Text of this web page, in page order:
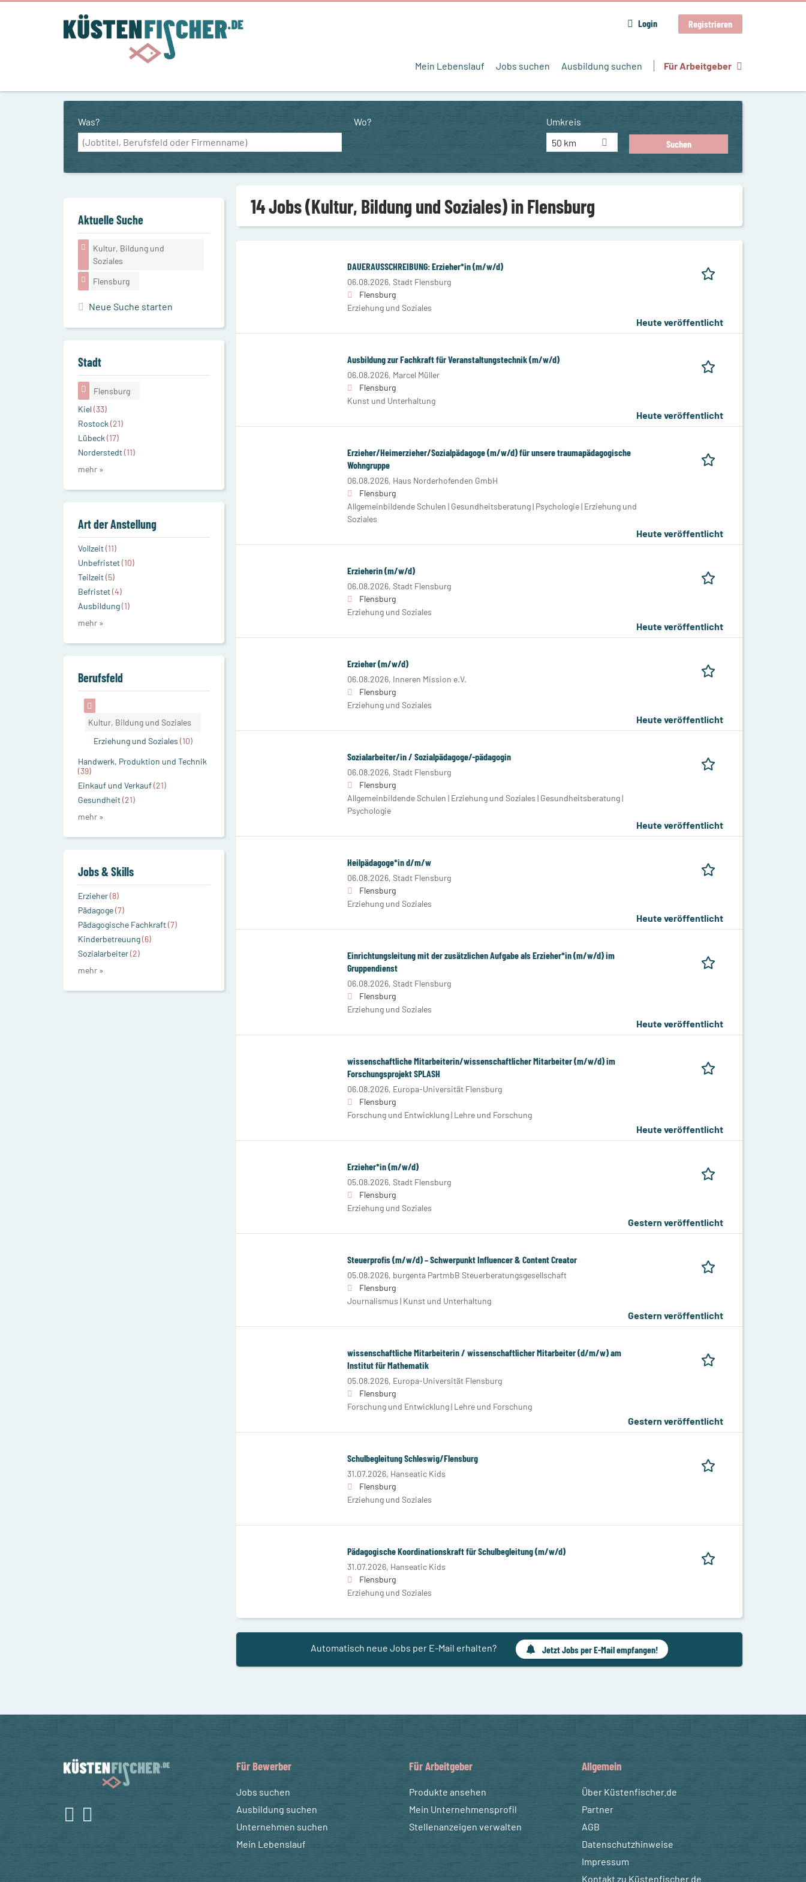
Login Registrieren
Mein Lebenslauf Jobs suchen Ausbildung suchen Für Arbeitgeber
Was? Wo?
Umkreis
50 km
14 Jobs (Kultur, Bildung und Soziales) in Flensburg
DAUERAUSSCHREIBUNG: Erzieher*in (m/w/d)
06.08.2026, Stadt Flensburg
Flensburg
Erziehung und Soziales
Heute veröffentlicht
Ausbildung zur Fachkraft für Veranstaltungstechnik (m/w/d)
06.08.2026, Marcel Müller
Flensburg
Kunst und Unterhaltung
Heute veröffentlicht
Erzieher/Heimerzieher/Sozialpädagoge (m/w/d) für unsere traumapädagogische
Wohngruppe
06.08.2026, Haus Norderhofenden GmbH
Flensburg
Allgemeinbildende Schulen | Gesundheitsberatung | Psychologie | Erziehung und
Soziales
Heute veröffentlicht
Erzieherin (m/w/d)
06.08.2026, Stadt Flensburg
Flensburg
Erziehung und Soziales
Heute veröffentlicht
Erzieher (m/w/d)
06.08.2026, Inneren Mission e.V.
Flensburg
Erziehung und Soziales
Heute veröffentlicht
Sozialarbeiter/in / Sozialpädagoge/-pädagogin
06.08.2026, Stadt Flensburg
Flensburg
Allgemeinbildende Schulen | Erziehung und Soziales | Gesundheitsberatung |
Psychologie
Heute veröffentlicht
Heilpädagoge*in d/m/w
06.08.2026, Stadt Flensburg
Flensburg
Erziehung und Soziales
Heute veröffentlicht
Einrichtungsleitung mit der zusätzlichen Aufgabe als Erzieher*in (m/w/d) im
Gruppendienst
06.08.2026, Stadt Flensburg
Flensburg
Erziehung und Soziales
Heute veröffentlicht
wissenschaftliche Mitarbeiterin/wissenschaftlicher Mitarbeiter (m/w/d) im
Forschungsprojekt SPLASH
06.08.2026, Europa-Universität Flensburg
Flensburg
Forschung und Entwicklung | Lehre und Forschung
Heute veröffentlicht
Erzieher*in (m/w/d)
05.08.2026, Stadt Flensburg
Flensburg
Erziehung und Soziales
Gestern veröffentlicht
Steuerprofis (m/w/d) – Schwerpunkt Influencer & Content Creator
05.08.2026, burgenta PartmbB Steuerberatungsgesellschaft
Flensburg
Journalismus | Kunst und Unterhaltung
Gestern veröffentlicht
wissenschaftliche Mitarbeiterin / wissenschaftlicher Mitarbeiter (d/m/w) am
Institut für Mathematik
05.08.2026, Europa-Universität Flensburg
Flensburg
Forschung und Entwicklung | Lehre und Forschung
Gestern veröffentlicht
Schulbegleitung Schleswig/Flensburg
31.07.2026, Hanseatic Kids
Flensburg
Erziehung und Soziales
Pädagogische Koordinationskraft für Schulbegleitung (m/w/d)
31.07.2026, Hanseatic Kids
Flensburg
Erziehung und Soziales
Automatisch neue Jobs per E-Mail erhalten? Jetzt Jobs per E-Mail empfangen!
Aktuelle Suche
Kultur, Bildung und
Soziales
Flensburg
Neue Suche starten
Stadt
Flensburg
Kiel(33)
Rostock(21)
Lübeck(17)
Norderstedt(11)
mehr »
Art der Anstellung
Vollzeit(11)
Unbefristet(10)
Teilzeit(5)
Befristet(4)
Ausbildung(1)
mehr »
Berufsfeld
Kultur, Bildung und Soziales
Erziehung und Soziales (10)
Handwerk, Produktion und Technik
(39)
Einkauf und Verkauf(21)
Gesundheit(21)
mehr »
Jobs & Skills
Erzieher(8)
Pädagoge(7)
Pädagogische Fachkraft(7)
Kinderbetreuung(6)
Sozialarbeiter(2)
mehr »
Für Bewerber
Jobs suchen
Ausbildung suchen
Unternehmen suchen
Mein Lebenslauf
Für Arbeitgeber
Produkte ansehen
Mein Unternehmensprofil
Stellenanzeigen verwalten
Allgemein
Über Küstenfischer.de
Partner
AGB
Datenschutzhinweise
Impressum
Kontakt zu Küstenfischer.de